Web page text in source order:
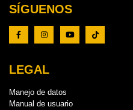
SÍGUENOS
LEGAL
Manejo de datos
Manual de usuario